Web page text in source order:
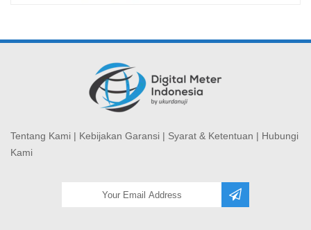
Tentang Kami | Kebijakan Garansi | Syarat & Ketentuan | Hubungi
Kami